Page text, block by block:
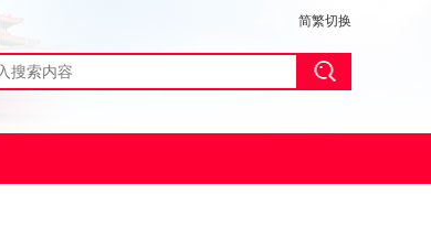
简繁切换